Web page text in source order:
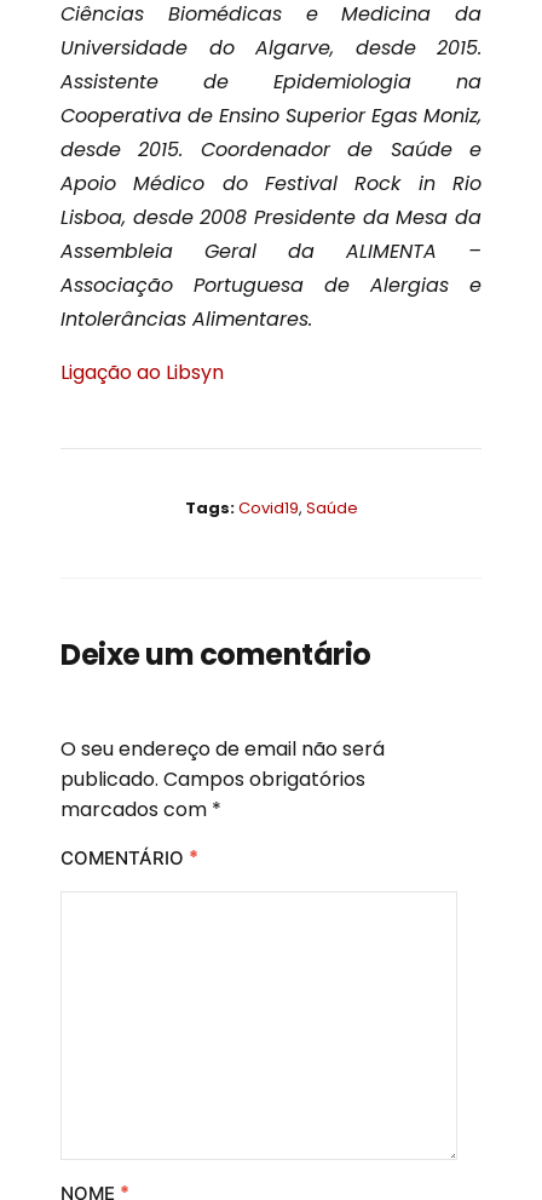
Ciências Biomédicas e Medicina da
Universidade do Algarve, desde 2015.
Assistente de Epidemiologia na
Cooperativa de Ensino Superior Egas Moniz,
desde 2015. Coordenador de Saúde e
Apoio Médico do Festival Rock in Rio
Lisboa, desde 2008 Presidente da Mesa da
Assembleia Geral da ALIMENTA –
Associação Portuguesa de Alergias e
Intolerâncias Alimentares.
Ligação ao Libsyn
Tags:Covid19, Saúde
Deixe um comentário
O seu endereço de email não será
publicado. Campos obrigatórios
marcados com *
COMENTÁRIO *
NOME *